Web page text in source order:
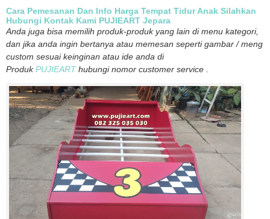
Cara Pemesanan Dan Info Harga Tempat Tidur Anak Silahkan
Hubungi Kontak Kami PUJIEART Jepara
Anda juga bisa memilih produk-produk yang lain di menu kategori,
dan jika anda ingin bertanya atau memesan seperti gambar / meng
custom sesuai keinginan atau ide anda di
ProdukPUJIEARThubungi nomor customer service .